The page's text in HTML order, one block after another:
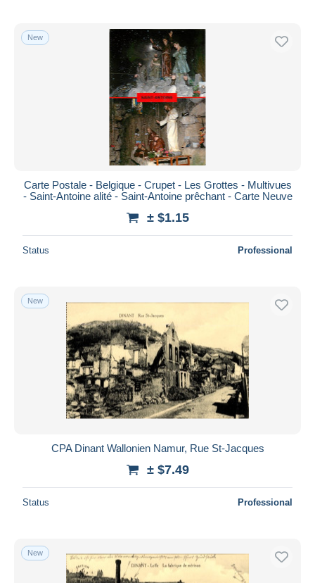
New
Carte Postale - Belgique - Crupet - Les Grottes - Multivues
- Saint-Antoine alité - Saint-Antoine prêchant - Carte Neuve
± $1.15
Status Professional
New
CPA Dinant Wallonien Namur, Rue St-Jacques
± $7.49
Status Professional
New